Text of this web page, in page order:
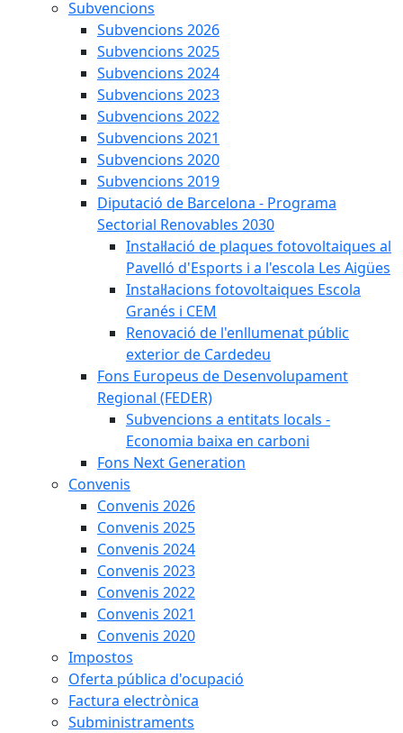
Subvencions
Subvencions 2026
Subvencions 2025
Subvencions 2024
Subvencions 2023
Subvencions 2022
Subvencions 2021
Subvencions 2020
Subvencions 2019
Diputació de Barcelona - Programa
Sectorial Renovables 2030
Instal·lació de plaques fotovoltaiques al
Pavelló d'Esports i a l'escola Les Aigües
Instal·lacions fotovoltaiques Escola
Granés i CEM
Renovació de l'enllumenat públic
exterior de Cardedeu
Fons Europeus de Desenvolupament
Regional (FEDER)
Subvencions a entitats locals -
Economia baixa en carboni
Fons Next Generation
Convenis
Convenis 2026
Convenis 2025
Convenis 2024
Convenis 2023
Convenis 2022
Convenis 2021
Convenis 2020
Impostos
Oferta pública d'ocupació
Factura electrònica
Subministraments